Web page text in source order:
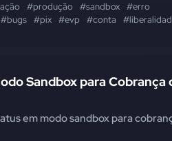
#produção #sandbox #erro
#bugs #pix #evp #conta
Sandbox para Cobrança
em modo sandbox para